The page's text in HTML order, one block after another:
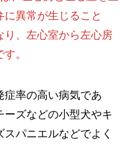
異常が生じること
り、左心室から左心房
。
症率の高い病気であ
ーズなどの小型犬やキ
パニエルなどでよく